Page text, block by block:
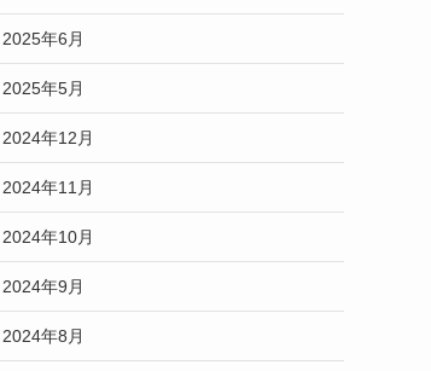
2025年6月
2025年5月
2024年12月
2024年11月
2024年10月
2024年9月
2024年8月